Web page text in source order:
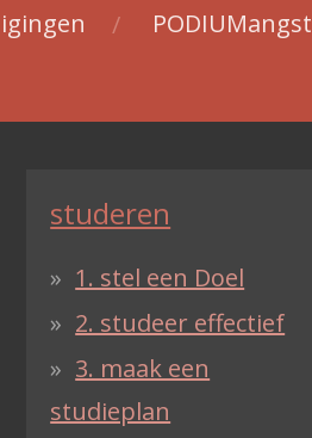
PODIUMangst
studeren
1. stel een Doel
2. studeer effectief
3. maak een
studieplan